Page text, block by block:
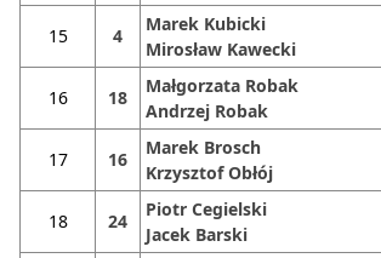
15 4
Marek Kubicki
Mirosław Kawecki
16 18
Małgorzata Robak
Andrzej Robak
17 16
Marek Brosch
Krzysztof Obłój
18 24
Piotr Cegielski
Jacek Barski